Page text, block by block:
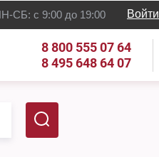
СБ: с 9:00 до 19:00 Войти
8 800 555 07 64
8 495 648 64 07